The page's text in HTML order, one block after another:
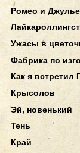
Ромео и
Ужасы в
Фабрика по
Как я встретил
Крысолов
Эй, новенький
Тень
Край